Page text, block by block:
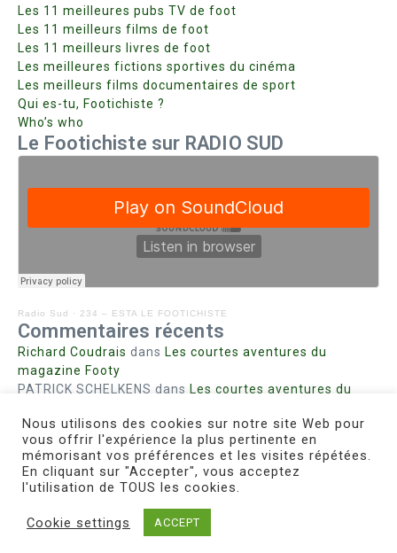
Les 11 meilleures pubs TV de foot
Les 11 meilleurs films de foot
Les 11 meilleurs livres de foot
Les meilleures fictions sportives du cinéma
Les meilleurs films documentaires de sport
Qui es-tu, Footichiste ?
Who’s who
Le Footichiste sur RADIO SUD
Radio Sud · 234 – ESTA LE FOOTICHISTE
Commentaires récents
Richard Coudrais dans Les courtes aventures du
magazine Footy
PATRICK SCHELKENS dans Les courtes aventures du
Bohn fabiennedans Intrigues sanglantes à Mulhouse
Steph. RUTA dansLust for Nice
MIRMANDdansPieds agiles et champignons
Copyright © 2026 Le Footichiste | Réalisé par
Nous utilisons des cookies sur notre site Web pour
vous offrir l'expérience la plus pertinente en
mémorisant vos préférences et les visites répétées.
En cliquant sur "Accepter", vous acceptez
l'utilisation de TOUS les cookies.
Cookie settings ACCEPT